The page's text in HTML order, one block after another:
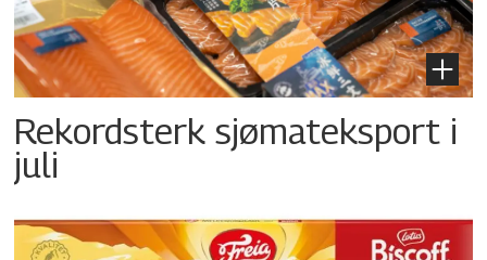
Rekordsterk sjømateksport i
juli